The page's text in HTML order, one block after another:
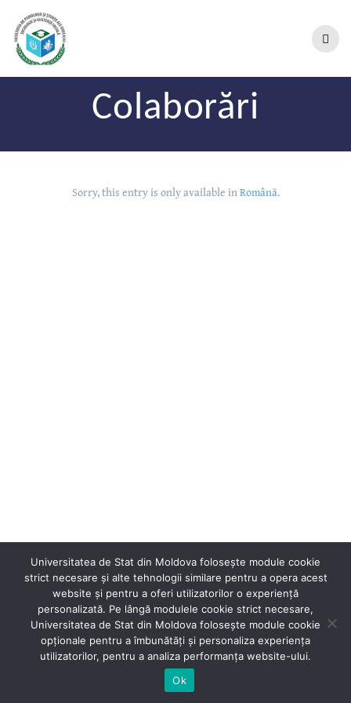
Colaborări
Sorry, this entry is only available inRomână.
Secție Programare Web al USM®
Universitatea de Stat din Moldova folosește module cookie
strict necesare și alte tehnologii similare pentru a opera acest
website și pentru a oferi utilizatorilor o experiență
personalizată. Pe lângă modulele cookie strict necesare,
Universitatea de Stat din Moldova folosește module cookie
opționale pentru a îmbunătăți și personaliza experiența
utilizatorilor, pentru a analiza performanța website-ului.
Ok